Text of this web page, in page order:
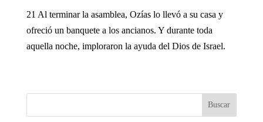
21 Al terminar la asamblea, Ozías lo llevó a su casa y
ofreció un banquete a los ancianos. Y durante toda
aquella noche, imploraron la ayuda del Dios de Israel.
Buscar